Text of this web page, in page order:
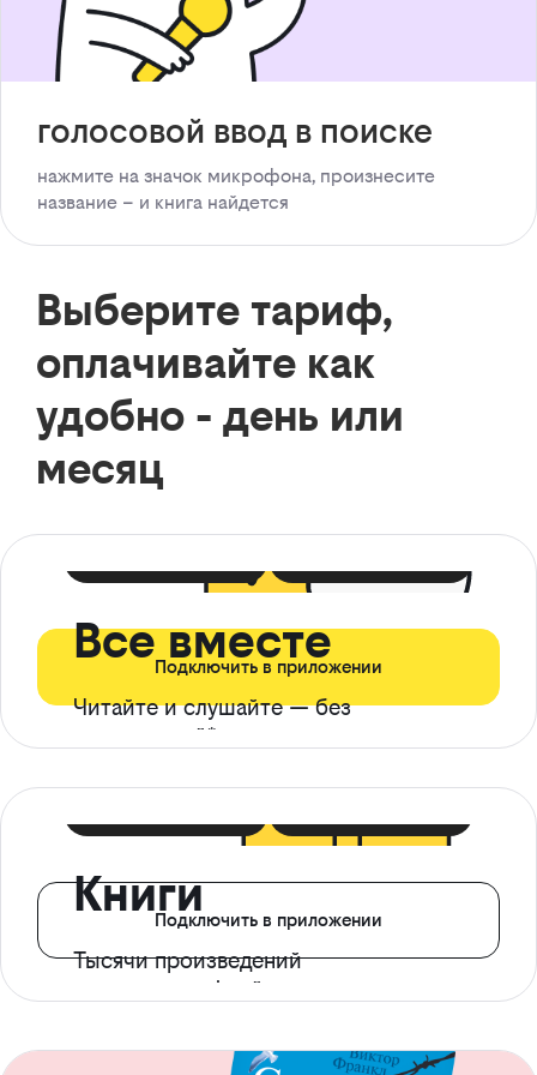
голосовой ввод в поиске
нажмите на значок микрофона, произнесите
название – и книга найдется
Выберите тариф,
оплачивайте как
удобно - день или
месяц
Все вместе
Читайте и слушайте — без
ограничений*
Подключить в приложении
Книги
Тысячи произведений
с доступом офлайн
Подключить в приложении